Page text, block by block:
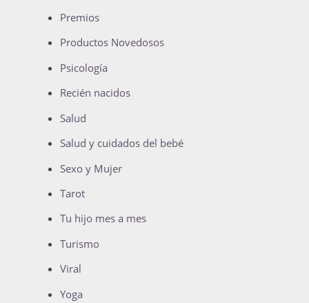
Premios
Productos Novedosos
Psicología
Recién nacidos
Salud
Salud y cuidados del bebé
Sexo y Mujer
Tarot
Tu hijo mes a mes
Turismo
Viral
Yoga